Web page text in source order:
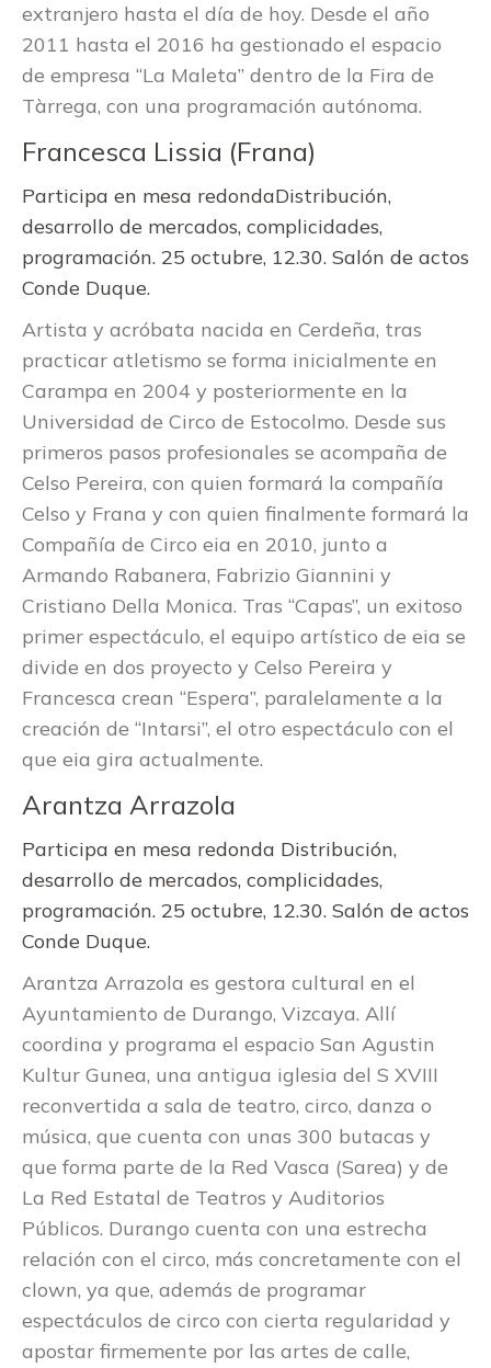
extranjero hasta el día de hoy. Desde el año
2011 hasta el 2016 ha gestionado el espacio
de empresa “La Maleta” dentro de la Fira de
Tàrrega, con una programación autónoma.
Francesca Lissia (Frana)
Participa en mesa redondaDistribución,
desarrollo de mercados, complicidades,
programación. 25 octubre, 12.30. Salón de actos
Conde Duque.
Artista y acróbata nacida en Cerdeña, tras
practicar atletismo se forma inicialmente en
Carampa en 2004 y posteriormente en la
Universidad de Circo de Estocolmo. Desde sus
primeros pasos profesionales se acompaña de
Celso Pereira, con quien formará la compañía
Celso y Frana y con quien finalmente formará la
Compañía de Circo eia en 2010, junto a
Armando Rabanera, Fabrizio Giannini y
Cristiano Della Monica. Tras “Capas”, un exitoso
primer espectáculo, el equipo artístico de eia se
divide en dos proyecto y Celso Pereira y
Francesca crean “Espera”, paralelamente a la
creación de “Intarsi”, el otro espectáculo con el
que eia gira actualmente.
Arantza Arrazola
Participa en mesa redonda Distribución,
desarrollo de mercados, complicidades,
programación. 25 octubre, 12.30. Salón de actos
Conde Duque.
Arantza Arrazola es gestora cultural en el
Ayuntamiento de Durango, Vizcaya. Allí
coordina y programa el espacio San Agustin
Kultur Gunea, una antigua iglesia del S XVIII
reconvertida a sala de teatro, circo, danza o
música, que cuenta con unas 300 butacas y
que forma parte de la Red Vasca (Sarea) y de
La Red Estatal de Teatros y Auditorios
Públicos. Durango cuenta con una estrecha
relación con el circo, más concretamente con el
clown, ya que, además de programar
espectáculos de circo con cierta regularidad y
apostar firmemente por las artes de calle,